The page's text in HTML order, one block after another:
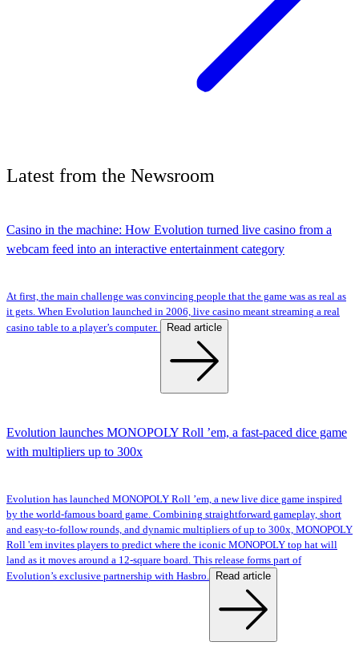
Latest from the Newsroom
Casino in the machine: How Evolution turned live casino from a
webcam feed into an interactive entertainment category
At first, the main challenge was convincing people that the game was as real as
it gets. When Evolution launched in 2006, live casino meant streaming a real
casino table to a player’s computer.
Read article
Evolution launches MONOPOLY Roll ’em, a fast-paced dice game
with multipliers up to 300x
Evolution has launched MONOPOLY Roll ’em, a new live dice game inspired
by the world-famous board game. Combining straightforward gameplay, short
and easy-to-follow rounds, and dynamic multipliers of up to 300x, MONOPOLY
Roll 'em invites players to predict where the iconic MONOPOLY top hat will
land as it moves around a 12-square board. This release forms part of
Evolution’s exclusive partnership with Hasbro.
Read article